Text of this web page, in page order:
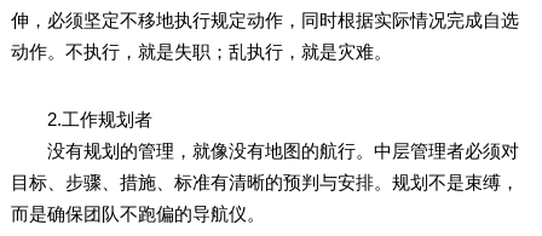
伸，必须坚定不移地执行规定动作，同时根据实际情况完成自选
动作。不执行，就是失职；乱执行，就是灾难。
2.工作规划者
没有规划的管理，就像没有地图的航行。中层管理者必须对
目标、步骤、措施、标准有清晰的预判与安排。规划不是束缚，
而是确保团队不跑偏的导航仪。